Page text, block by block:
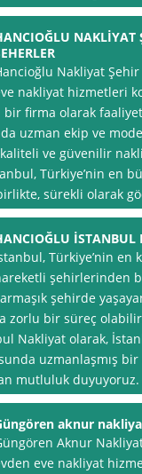
NAKLİYAT
Nakliyat
nakliyat hizmetleri
bir firma olarak
uzman ekip ve
ve güvenilir
Türkiye’nin en
sürekli olarak
İSTANBUL
Türkiye’nin en
şehirlerinden
şehirde
zorlu bir süreç
Nakliyat olarak,
uzmanlaşmış
mutluluk duyuyoruz.
aknur
Aknur
eve nakliyat